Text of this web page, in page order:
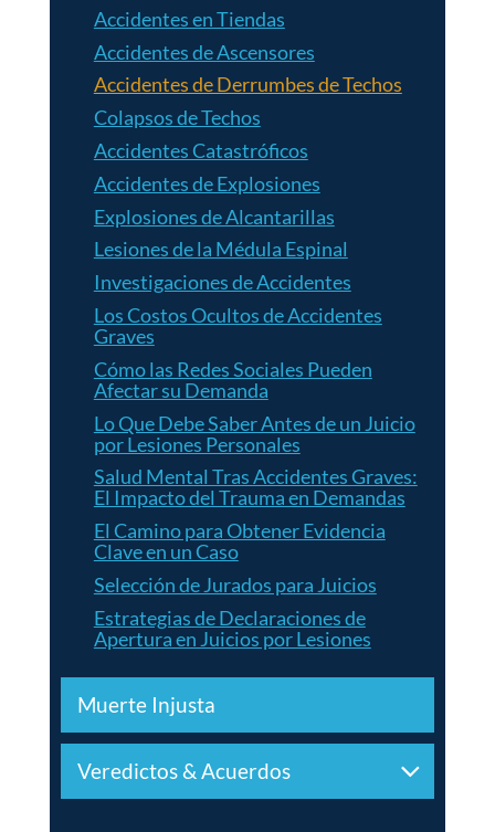
Accidentes en Tiendas
Accidentes de Ascensores
Accidentes de Derrumbes de Techos
Colapsos de Techos
Accidentes Catastróficos
Accidentes de Explosiones
Explosiones de Alcantarillas
Lesiones de la Médula Espinal
Investigaciones de Accidentes
Los Costos Ocultos de Accidentes
Graves
Cómo las Redes Sociales Pueden
Afectar su Demanda
Lo Que Debe Saber Antes de un Juicio
por Lesiones Personales
Salud Mental Tras Accidentes Graves:
El Impacto del Trauma en Demandas
El Camino para Obtener Evidencia
Clave en un Caso
Selección de Jurados para Juicios
Estrategias de Declaraciones de
Apertura en Juicios por Lesiones
Muerte Injusta
Veredictos & Acuerdos